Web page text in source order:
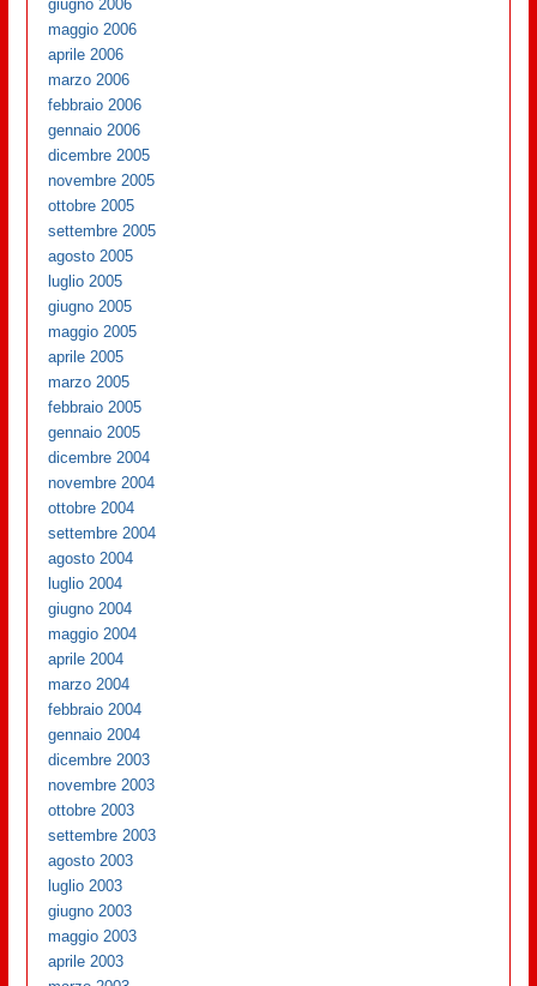
giugno 2006
maggio 2006
aprile 2006
marzo 2006
febbraio 2006
gennaio 2006
dicembre 2005
novembre 2005
ottobre 2005
settembre 2005
agosto 2005
luglio 2005
giugno 2005
maggio 2005
aprile 2005
marzo 2005
febbraio 2005
gennaio 2005
dicembre 2004
novembre 2004
ottobre 2004
settembre 2004
agosto 2004
luglio 2004
giugno 2004
maggio 2004
aprile 2004
marzo 2004
febbraio 2004
gennaio 2004
dicembre 2003
novembre 2003
ottobre 2003
settembre 2003
agosto 2003
luglio 2003
giugno 2003
maggio 2003
aprile 2003